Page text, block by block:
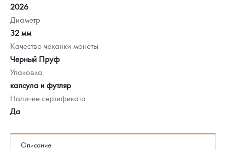
2026
Диаметр
32 мм
Качество чеканки монеты
Черный Пруф
Упаковка
капсула и футляр
Наличие сертификата
Да
Описание